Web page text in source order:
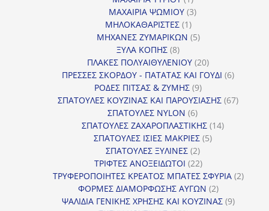
προϊόν
ΜΑΧΑΙΡΙΑ ΨΩΜΙΟΥ 33
ΜΗΛΟΚΑΘΑΡΙΣΤΕΣ 11
προϊόν
ΜΗΧΑΝΕΣ ΖΥΜΑΡΙΚΩΝ 55
ΞΥΛΑ ΚΟΠΗΣ 88
προϊόντα
ΠΛΑΚΕΣ ΠΟΛΥΑΙΘΥΛΕΝΙΟΥ 2020
προϊόντα
ΠΡΕΣΣΕΣ ΣΚΟΡΔΟΥ - ΠΑΤΑΤΑΣ ΚΑΙ ΓΟΥΔΙ 66
ΡΟΔΕΣ ΠΙΤΣΑΣ & ΖΥΜΗΣ 99
προϊόντα
ΣΠΑΤΟΥΛΕΣ ΚΟΥΖΙΝΑΣ ΚΑΙ ΠΑΡΟΥΣΙΑΣΗΣ 6767
ΣΠΑΤΟΥΛΕΣ NYLON 66
προϊόντα
ΣΠΑΤΟΥΛΕΣ ΖΑΧΑΡΟΠΛΑΣΤΙΚΗΣ 1414
ΣΠΑΤΟΥΛΕΣ ΙΣΙΕΣ ΜΑΚΡΙΕΣ 55
ΣΠΑΤΟΥΛΕΣ ΞΥΛΙΝΕΣ 22
προϊόντα
ΤΡΙΦΤΕΣ ΑΝΟΞΕΙΔΩΤΟΙ 2222
προϊόντα
ΤΡΥΦΕΡΟΠΟΙΗΤΕΣ ΚΡΕΑΤΟΣ ΜΠΑΤΕΣ ΣΦΥΡΙΑ 22
ΦΟΡΜΕΣ ΔΙΑΜΟΡΦΩΣΗΣ ΑΥΓΩΝ 22
προϊόντα
ΨΑΛΙΔΙΑ ΓΕΝΙΚΗΣ ΧΡΗΣΗΣ ΚΑΙ ΚΟΥΖΙΝΑΣ 99